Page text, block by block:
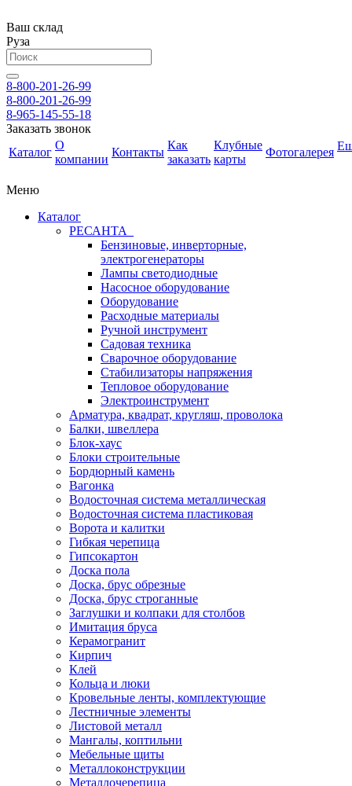
Ваш склад
Руза
8-800-201-26-99
8-800-201-26-99
8-965-145-55-18
Заказать звонок
Каталог
О
компании
Контакты
Как
заказать
Клубные
карты
Фотогалерея
Меню
Каталог
РЕСАНТА
Бензиновые, инверторные,
электрогенераторы
Лампы светодиодные
Насосное оборудование
Оборудование
Расходные материалы
Ручной инструмент
Садовая техника
Сварочное оборудование
Стабилизаторы напряжения
Тепловое оборудование
Электроинструмент
Арматура, квадрат, кругляш, проволока
Балки, швеллера
Блок-хаус
Блоки строительные
Бордюрный камень
Вагонка
Водосточная система металлическая
Водосточная система пластиковая
Ворота и калитки
Гибкая черепица
Гипсокартон
Доска пола
Доска, брус обрезные
Доска, брус строганные
Заглушки и колпаки для столбов
Имитация бруса
Керамогранит
Кирпич
Клей
Кольца и люки
Кровельные ленты, комплектующие
Лестничные элементы
Листовой металл
Мангалы, коптильни
Мебельные щиты
Металлоконструкции
Металлочерепица